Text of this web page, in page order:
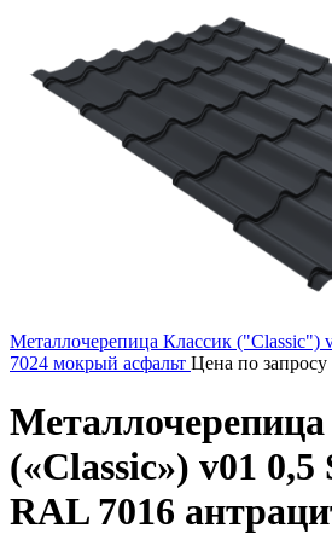
Металлочерепица Классик ("Classic")
7024 мокрый асфальт Цена по запросу
(«Classic») v01
RAL 7016